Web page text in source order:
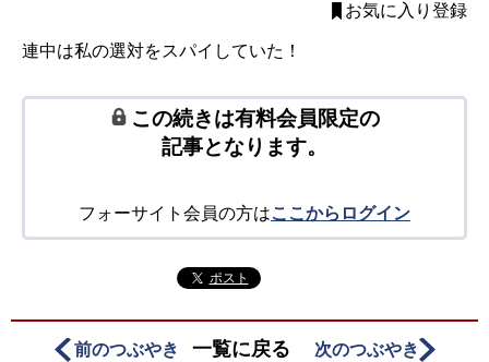
お気に入り登録
連中は私の選対をスパイしていた！
この続きは有料会員限定の
記事となります。
フォーサイト会員の方はここからログイン
ポスト
前のつぶやき 一覧に戻る 次のつぶやき